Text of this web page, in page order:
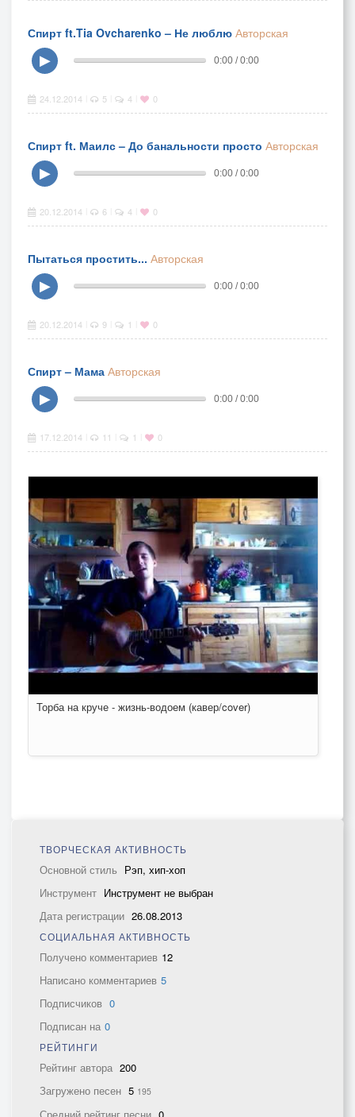
Спирт ft.Tia Ovcharenko – Не люблю Авторская
▶
0:00 / 0:00
24.12.2014 5 4 0
Спирт ft. Маилс – До банальности просто Авторская
▶
0:00 / 0:00
20.12.2014 6 4 0
Пытаться простить... Авторская
▶
0:00 / 0:00
20.12.2014 9 1 0
Спирт – Мама Авторская
▶
0:00 / 0:00
17.12.2014 11 1 0
Торба на круче - жизнь-водоем (кавер/cover)
ТВОРЧЕСКАЯ АКТИВНОСТЬ
Основной стиль Рэп, хип-хоп
Инструмент Инструмент не выбран
Дата регистрации 26.08.2013
СОЦИАЛЬНАЯ АКТИВНОСТЬ
Получено комментариев 12
Написано комментариев 5
Подписчиков 0
Подписан на 0
РЕЙТИНГИ
Рейтинг автора 200
Загружено песен 5 195
Средний рейтинг песни 0